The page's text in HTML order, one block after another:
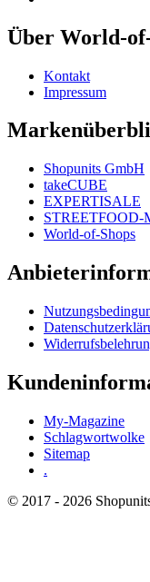
Über World-
Kontakt
Impressum
Shopunits GmbH
takeCUBE
EXPERTISALE
World-of-Shops
My-Magazine
Schlagwortwolke
Sitemap
.
© 2017 - 2026